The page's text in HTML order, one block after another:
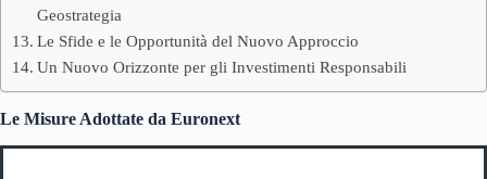
Geostrategia
Le Sfide e le Opportunità del Nuovo Approccio
Un Nuovo Orizzonte per gli Investimenti Responsabili
Le Misure Adottate da Euronext